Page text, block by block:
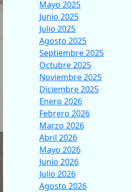
Mayo 2025
Junio 2025
Julio 2025
Agosto 2025
Septiembre 2025
Octubre 2025
Noviembre 2025
Diciembre 2025
Enero 2026
Febrero 2026
Marzo 2026
Abril 2026
Mayo 2026
Junio 2026
Julio 2026
Agosto 2026